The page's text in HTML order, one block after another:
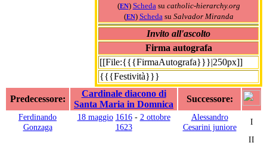
(EN) Scheda su catholic-hierarchy.org
(EN) Scheda su Salvador Miranda
Invito all'ascolto
Firma autografa
[[File:{{{FirmaAutografa}}}|250px]]
{{{Festività}}}
Predecessore:
Cardinale diacono di
Santa Maria in Domnica
Successore:
Ferdinando
Gonzaga
18 maggio 1616- 2 ottobre
1623
Alessandro
Cesarini juniore
I
II